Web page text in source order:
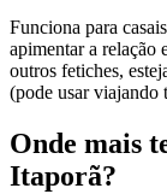
Funciona para
apimentar a relação
outros fetiches,
(pode usar viajando
Onde mais
Itaporã?